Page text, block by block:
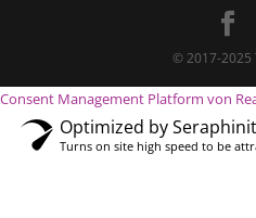
© 2017-2025
Consent Management Platform von
Optimized by
Turns on site high speed to be